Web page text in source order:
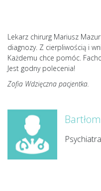
Lekarz chirurg Mariusz
diagnozy. Z cierpliwością i
Każdemu chce pomóc.
Jest godny polecenia!
Zofia Wdzięczna pacjentka.
Psychiatra